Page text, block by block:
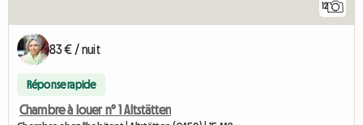
12
83 € / nuit
Réponse rapide
Chambre à louer n° 1 Altstätten